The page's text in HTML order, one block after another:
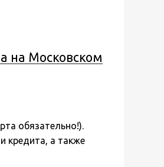
на Московском
обязательно!).
кредита, а также